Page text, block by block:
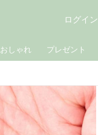
おしゃれ プレゼント
ログイン